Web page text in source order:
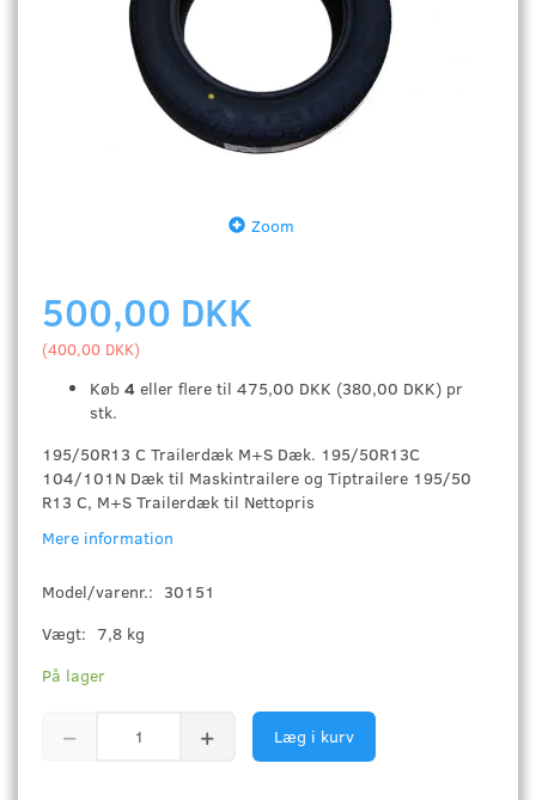
Zoom
500,00 DKK
(400,00 DKK)
Køb 4 eller flere til 475,00 DKK (380,00 DKK) pr
stk.
195/50R13 C Trailerdæk M+S Dæk. 195/50R13C
104/101N Dæk til Maskintrailere og Tiptrailere 195/50
R13 C, M+S Trailerdæk til Nettopris
Mere information
Model/varenr.: 30151
Vægt: 7,8 kg
På lager
Læg i kurv